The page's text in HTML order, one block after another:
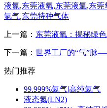
液氮,东莞液氧,东莞液氩,东莞
氩气,东莞特种气体
上一篇： 东莞液氧：揭秘绿
下一篇： 世界工厂的“气”脉
热门推荐
99.999%氦气|高纯氦气
液态氮(LN2)